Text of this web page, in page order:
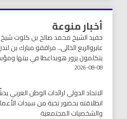
أخبار منوعة
حفيد الشيخ محمد صالح بن كلوت شيخ
عابروالربع الخالى.. مرافقو مبارك بن
يتكلمون يزور هويداعطا في بيتها
2026-08-08
الاتحاد الدولي لرائدات الوطن العربي
انطلاقته بحضور نخبة من سيدات
والشخصيات المجتمعية